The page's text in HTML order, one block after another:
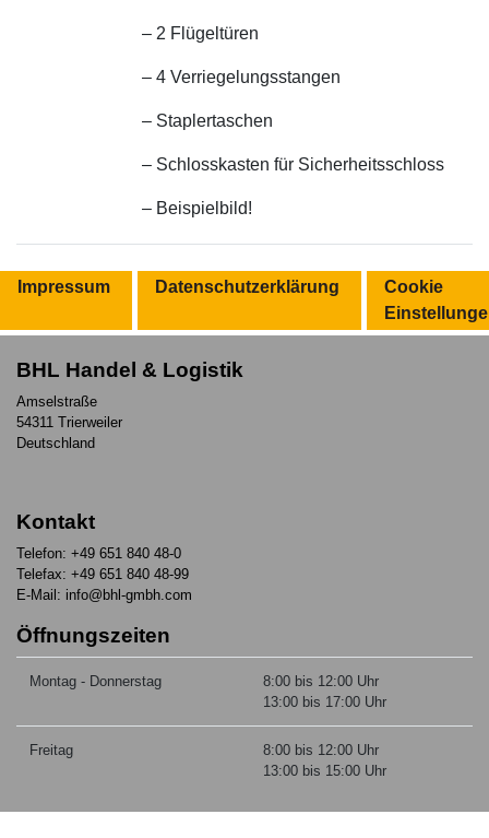
– 2 Flügeltüren
– 4 Verriegelungsstangen
– Staplertaschen
– Schlosskasten für Sicherheitsschloss
– Beispielbild!
Impressum Datenschutzerklärung
Cookie
BHL Handel & Logistik
Amselstraße
54311 Trierweiler
Deutschland
Kontakt
Telefon: +49 651 840 48-0
Telefax: +49 651 840 48-99
E-Mail: info@bhl-gmbh.com
Öffnungszeiten
Montag - Donnerstag
8:00 bis 12:00 Uhr
13:00 bis 17:00 Uhr
Freitag
8:00 bis 12:00 Uhr
13:00 bis 15:00 Uhr